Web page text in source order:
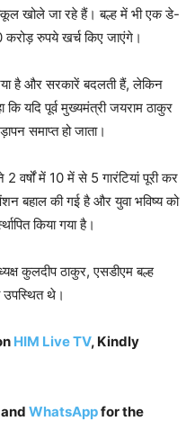
स्कूल खोले जा रहे हैं। बल्ह में भी एक डे-
करोड़ रुपये खर्च किए जाएंगे।
है और सरकारें बदलती हैं, लेकिन
कि यदि पूर्व मुख्यमंत्री जयराम ठाकुर
समाप्त हो जाता।
2 वर्षों में 10 में से 5 गारंटियां पूरी कर
बहाल की गई है और युवा भविष्य को
किया गया है।
कुलदीप ठाकुर, एसडीएम बल्ह
उपस्थित थे।
HIM Live TV, Kindly
and WhatsAppfor the